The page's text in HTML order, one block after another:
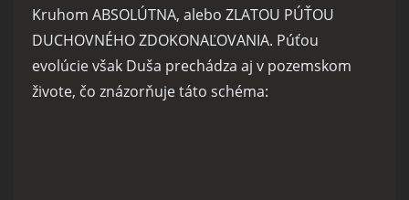
Kruhom ABSOLÚTNA, alebo ZLATOU PÚŤOU
DUCHOVNÉHO ZDOKONAĽOVANIA. Púťou
evolúcie však Duša prechádza aj v pozemskom
živote, čo znázorňuje táto schéma: